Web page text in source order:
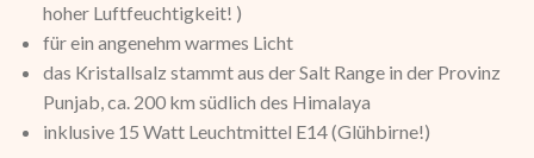
hoher Luftfeuchtigkeit! )
für ein angenehm warmes Licht
das Kristallsalz stammt aus der Salt Range in der Provinz
Punjab, ca. 200 km südlich des Himalaya
inklusive 15 Watt Leuchtmittel E14 (Glühbirne!)